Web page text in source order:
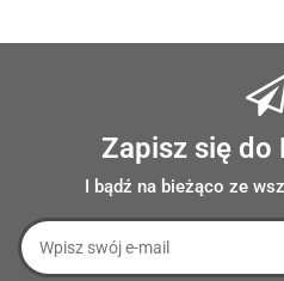
Zapisz się do
I bądź na bieżąco ze